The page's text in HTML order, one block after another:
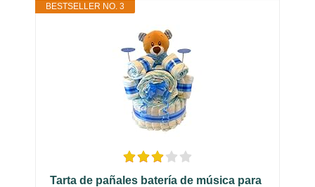
BESTSELLER NO. 3
Tarta de pañales batería de música para